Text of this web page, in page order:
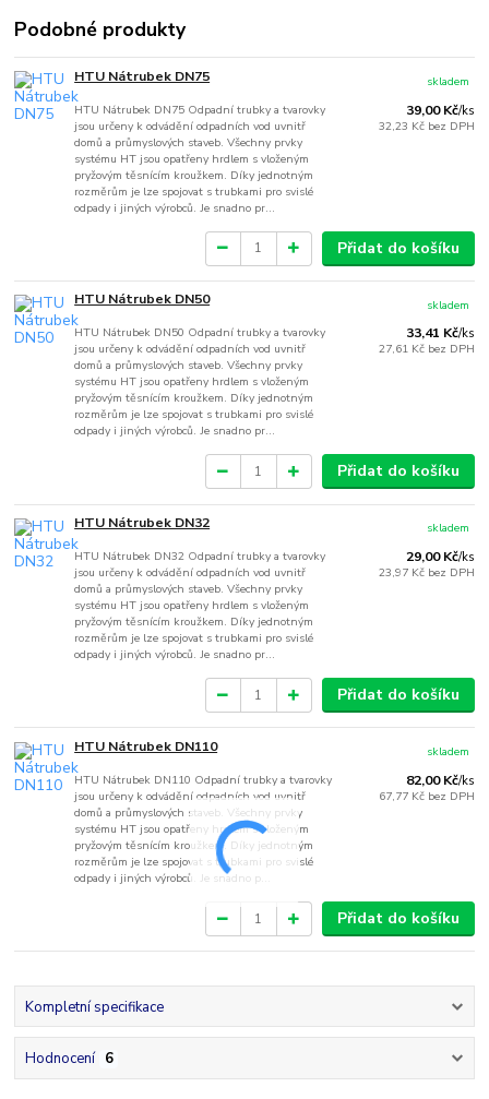
Podobné produkty
HTU Nátrubek DN75
HTU Nátrubek DN75 Odpadní trubky a tvarovky
jsou určeny k odvádění odpadních vod uvnitř
domů a průmyslových staveb. Všechny prvky
systému HT jsou opatřeny hrdlem s vloženým
pryžovým těsnícím kroužkem. Díky jednotným
rozměrům je lze spojovat s trubkami pro svislé
odpady i jiných výrobců. Je snadno pr...
39,00 Kč/ks
32,23 Kč bez DPH
skladem
Přidat do košíku
HTU Nátrubek DN50
HTU Nátrubek DN50 Odpadní trubky a tvarovky
jsou určeny k odvádění odpadních vod uvnitř
domů a průmyslových staveb. Všechny prvky
systému HT jsou opatřeny hrdlem s vloženým
pryžovým těsnícím kroužkem. Díky jednotným
rozměrům je lze spojovat s trubkami pro svislé
odpady i jiných výrobců. Je snadno pr...
33,41 Kč/ks
27,61 Kč bez DPH
skladem
Přidat do košíku
HTU Nátrubek DN32
HTU Nátrubek DN32 Odpadní trubky a tvarovky
jsou určeny k odvádění odpadních vod uvnitř
domů a průmyslových staveb. Všechny prvky
systému HT jsou opatřeny hrdlem s vloženým
pryžovým těsnícím kroužkem. Díky jednotným
rozměrům je lze spojovat s trubkami pro svislé
odpady i jiných výrobců. Je snadno pr...
29,00 Kč/ks
23,97 Kč bez DPH
skladem
Přidat do košíku
HTU Nátrubek DN110
HTU Nátrubek DN110 Odpadní trubky a tvarovky
jsou určeny k odvádění odpadních vod uvnitř
domů a průmyslových staveb. Všechny prvky
systému HT jsou opatřeny hrdlem s vloženým
pryžovým těsnícím kroužkem. Díky jednotným
rozměrům je lze spojovat s trubkami pro svislé
odpady i jiných výrobců. Je snadno p...
82,00 Kč/ks
67,77 Kč bez DPH
skladem
Přidat do košíku
Kompletní specifikace
Hodnocení 6